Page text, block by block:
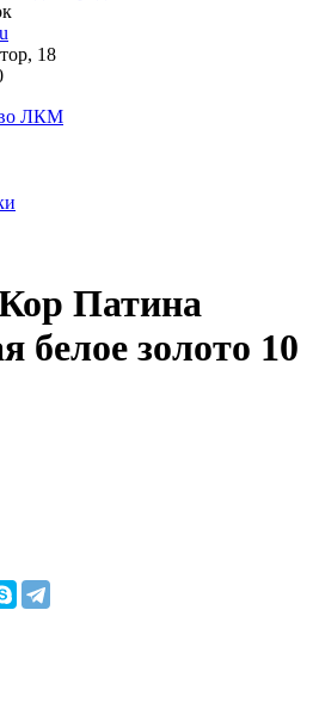
18
ЛКМ
Патина
белое золото 10